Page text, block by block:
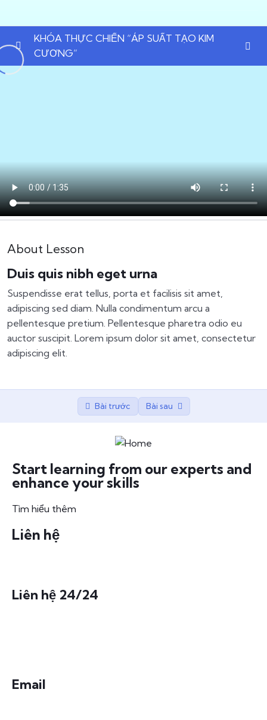
An Introduction to this Course
An example with no Media Queries 02:15
Future Of Technology 10:00
Advanced CSS3
Building a sample page for a news site
KHÓA THỰC CHIẾN “ÁP SUẤT TẠO KIM
CƯƠNG”
About Lesson
Duis quis nibh eget urna
Suspendisse erat tellus, porta et facilisis sit amet,
adipiscing sed diam. Nulla condimentum arcu a
pellentesque pretium. Pellentesque pharetra odio eu
auctor suscipit. Lorem ipsum dolor sit amet, consectetur
adipiscing elit.
Bài trước Bài sau
Start learning from our experts and
enhance your skills
Tìm hiểu thêm
Liên hệ
Liên hệ 24/24
Email